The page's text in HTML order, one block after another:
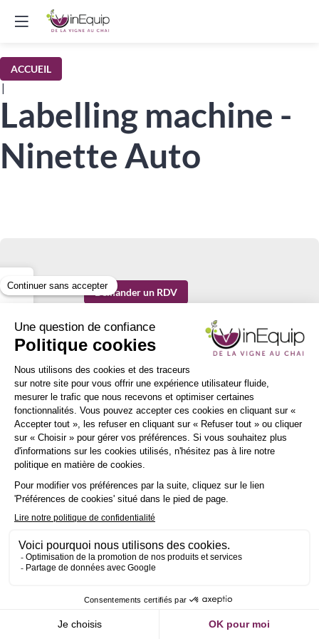
ACCUEIL
|
Labelling machine -
Ninette Auto
Demander un RDV
Envoyer un message
INSCRIPTIONNEWSLETTER